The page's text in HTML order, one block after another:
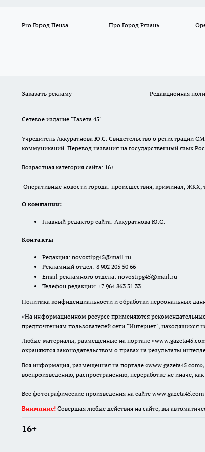
Pro Город Пенза Про Город Рязань
Заказать рекламу Редакционная
Сетевое издание "Газета 45".
Учредитель Аккуратнова Ю.С. Свидетельство о регистрации
коммуникаций. Перевод названия на государственный язык
Возрастная категория сайта: 16+
Оперативные новости города: происшествия, криминал, ЖКХ,
О компании:
Главный редактор сайта: Аккуратнова Ю.С.
Контакты
Редакция: novostipg45@mail.ru
Рекламный отдел: 8 902 205 50 66
Email рекламного отдела: novostipg45@mail.ru
Телефон редакции: +7 964 863 31 33
Политика конфиденциальности и обработки персональных
«На информационном ресурсе применяются
предпочтениям пользователей сети "Интернет", находящихся
Любые материалы, размещенные на портале
охраняются законодательством о правах на результаты
Вся информация, размещенная на портале
воспроизведению, распространению, переработке не иначе,
Все фотографические произведения на сайте
Внимание! Совершая любые действия на сайте, вы
16+